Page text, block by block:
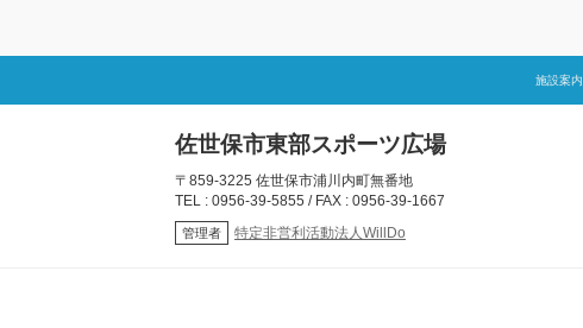
施設案内
佐世保市東部スポーツ広場
〒859-3225 佐世保市浦川内町無番地
TEL : 0956-39-5855 / FAX : 0956-39-1667
管理者 特定非営利活動法人WillDo